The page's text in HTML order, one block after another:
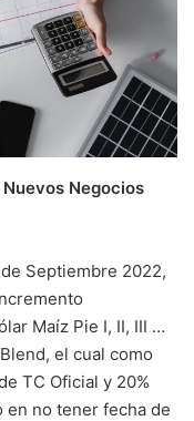
Negocios
Septiembre 2022,
Maíz Pie I, II, III …
el cual como
TC Oficial y 20%
en no tener fecha de